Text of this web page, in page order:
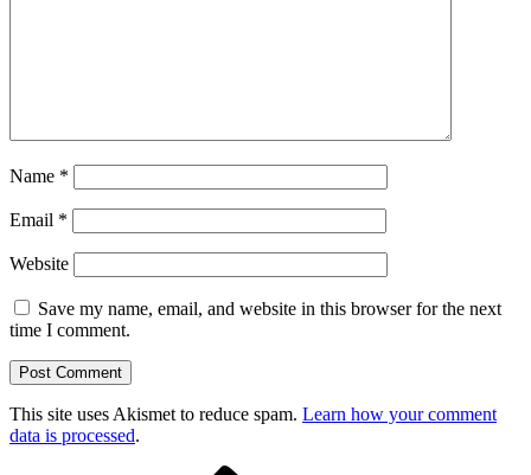
Name *
Email *
Website
Save my name, email, and website in this browser for the next
time I comment.
This site uses Akismet to reduce spam. Learn how your comment
data is processed.